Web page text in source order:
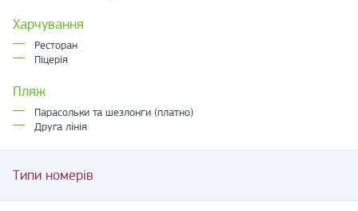
Харчування
Ресторан
Піцерія
Пляж
Парасольки та шезлонги (платно)
Друга лінія
Типи номерів